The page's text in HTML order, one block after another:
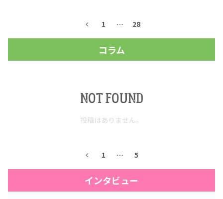
1 … 28
コラム
NOT FOUND
投稿はありません。
1 … 5
インタビュー